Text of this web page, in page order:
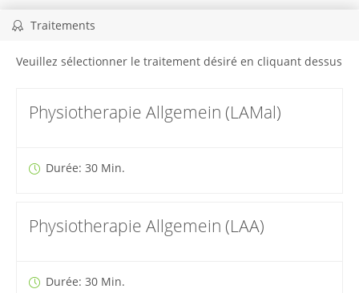
Traitements
Veuillez sélectionner le traitement désiré en cliquant dessus
Physiotherapie Allgemein (LAMal)
Durée: 30 Min.
Physiotherapie Allgemein (LAA)
Durée: 30 Min.